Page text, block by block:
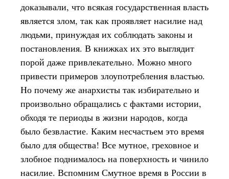
доказывали, что всякая государственная власть
является злом, так как проявляет насилие над
людьми, принуждая их соблюдать законы и
постановления. В книжках их это выглядит
порой даже привлекательно. Можно много
привести примеров злоупотребления властью.
Но почему же анархисты так избирательно и
произвольно обращались с фактами истории,
обходя те периоды в жизни народов, когда
было безвластие. Каким несчастьем это время
было для общества! Все мутное, греховное и
злобное поднималось на поверхность и чинило
насилие. Вспомним Смутное время в России в